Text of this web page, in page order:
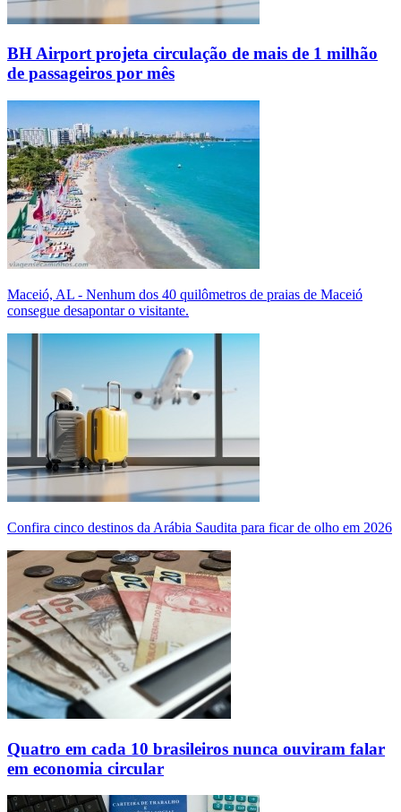
BH Airport projeta circulação de mais de 1 milhão
de passageiros por mês
Maceió, AL - Nenhum dos 40 quilômetros de praias de Maceió
consegue desapontar o visitante.
Confira cinco destinos da Arábia Saudita para ficar de olho em 2026
Quatro em cada 10 brasileiros nunca ouviram falar
em economia circular